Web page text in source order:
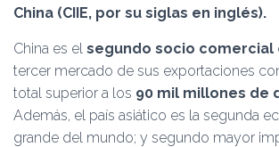
China (CIIE, por su siglas en inglés).
China es el segundo socio comercial
tercer mercado de sus exportaciones
total superior a los 90 mil millones de
Además, el país asiático es la segunda
grande del mundo; y segundo mayor